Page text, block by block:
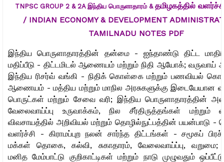
TNPSC GROUP 2 & 2A இந்திய பொருளாதாரம் & தமிழகத்தில்
/ INDIAN ECONOMY & DEVELOPMENT
TAMILNADU NOTES PDF
இந்திய பொருளாதாரத்தின் தன்மை - ஐந்தாண்டு திட்ட
மதிப்பீடு - திட்டமிடல் ஆணையம் மற்றும் நிதி ஆயோக்;
இந்திய ரிசர்வ் வங்கி - நிதிக் கொள்கை மற்றும் பணவியல்
ஆணையம் - மத்திய மற்றும் மாநில அரசுகளுக்கு இடையேயான
பொருட்கள் மற்றும் சேவை வரி; இந்திய பொருளாதாரத்தின்
வேலைவாய்ப்பு உருவாக்கம், நில சீர்திருத்தங்கள் மற்றும்
விவசாயத்தில் அறிவியல் மற்றும் தொழில்நுட்பத்தின் பயன்பாடு -
வளர்ச்சி - கிராமப்புற நலன் சார்ந்த திட்டங்கள் - சமூகப்
மக்கள் தொகை, கல்வி, சுகாதாரம், வேலைவாய்ப்பு, வறுமை;
மனித மேம்பாட்டு குறிகாட்டிகள் மற்றும் நாடு முழுவதும்